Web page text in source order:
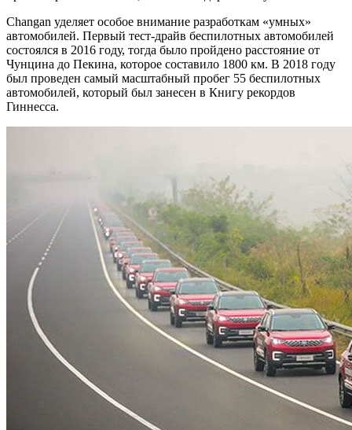
Changan уделяет особое внимание разработкам «умных»
автомобилей. Первый тест-драйв беспилотных автомобилей
состоялся в 2016 году, тогда было пройдено расстояние от
Чунцина до Пекина, которое составило 1800 км. В 2018 году
был проведен самый масштабный пробег 55 беспилотных
автомобилей, который был занесен в Книгу рекордов
Гиннесса.